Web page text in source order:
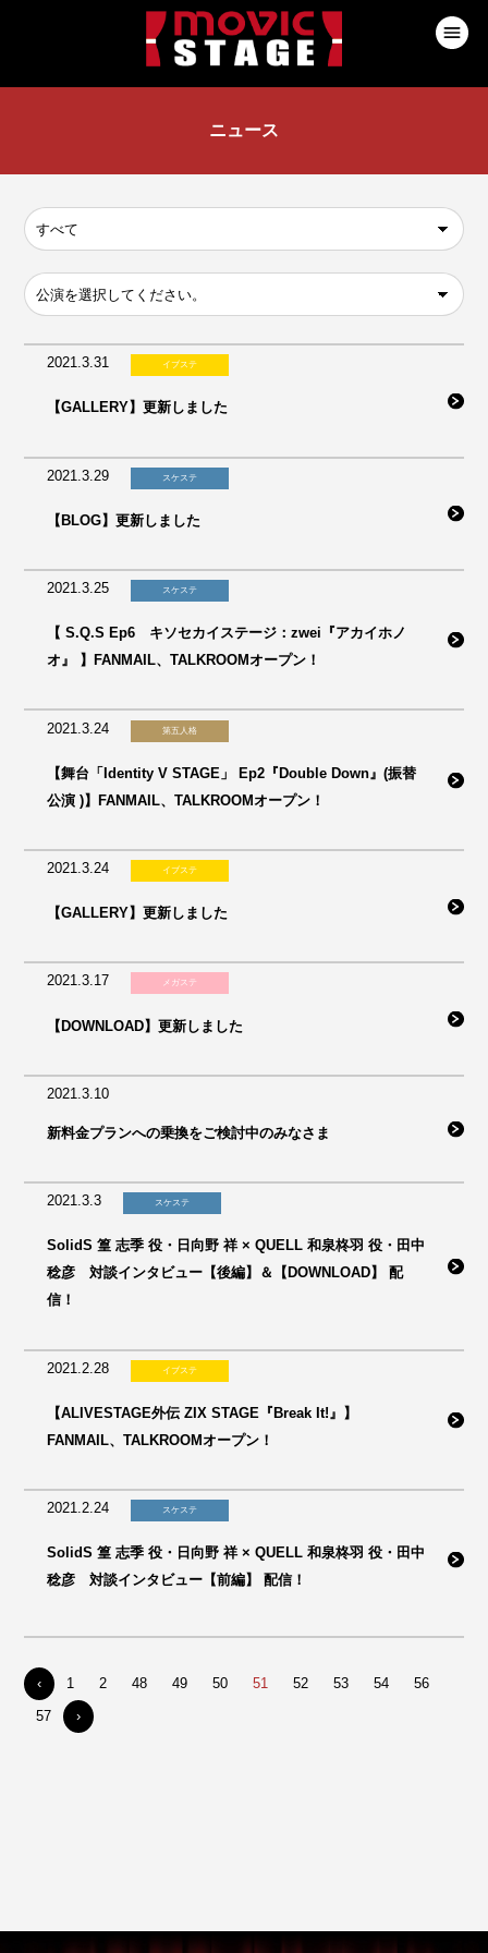
ニュース
2021.3.31 イブステ
【GALLERY】更新しました
2021.3.29 スケステ
【BLOG】更新しました
2021.3.25 スケステ
【 S.Q.S Ep6 キソセカイステージ：zwei『アカイホノ
オ』 】FANMAIL、TALKROOMオープン！
2021.3.24 第五人格
【舞台「Identity V STAGE」 Ep2『Double Down』(振替
公演 )】FANMAIL、TALKROOMオープン！
2021.3.24 イブステ
【GALLERY】更新しました
2021.3.17 メガステ
【DOWNLOAD】更新しました
2021.3.10
新料金プランへの乗換をご検討中のみなさま
2021.3.3 スケステ
SolidS 篁 志季 役・日向野 祥 × QUELL 和泉柊羽 役・田中
稔彦 対談インタビュー【後編】＆【DOWNLOAD】 配
信！
2021.2.28 イブステ
【ALIVESTAGE外伝 ZIX STAGE『Break It!』】
FANMAIL、TALKROOMオープン！
2021.2.24 スケステ
SolidS 篁 志季 役・日向野 祥 × QUELL 和泉柊羽 役・田中
稔彦 対談インタビュー【前編】 配信！
‹ 1 2 48 49 50 51 52 53 54
56
57
›